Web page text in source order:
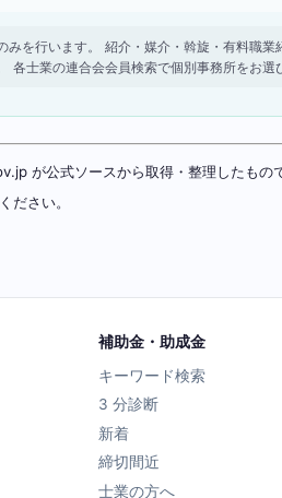
を行います。 紹介・媒介・斡旋・有料職
各士業の連合会会員検索で個別事務所をお選
が公式ソースから取得・整理したも
ください。
補助金・助成金
キーワード検索
3 分診断
新着
締切間近
士業の方へ